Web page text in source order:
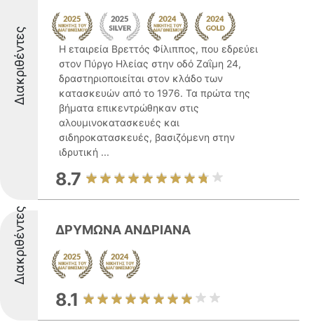
Διακριθέντες
Η εταιρεία Βρεττός Φίλιππος, που εδρεύει
στον Πύργο Ηλείας στην οδό Ζαΐμη 24,
δραστηριοποιείται στον κλάδο των
κατασκευών από το 1976. Τα πρώτα της
βήματα επικεντρώθηκαν στις
αλουμινοκατασκευές και
σιδηροκατασκευές, βασιζόμενη στην
ιδρυτική ...
8.7
Διακριθέντες ΔΡΥΜΩΝΑ ΑΝΔΡΙΑΝΑ
8.1